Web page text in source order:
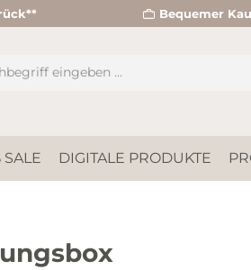
Bequemer
SALE DIGITALE PRODUKTE